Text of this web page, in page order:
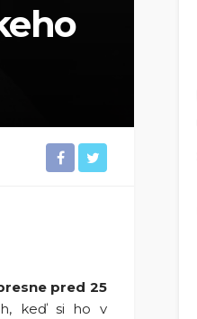
pred 25
keď si ho v